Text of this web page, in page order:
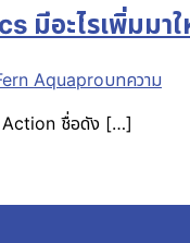
มีอะไรเพิ่มมา
Aquaproบทความ
Action ชื่อดัง […]